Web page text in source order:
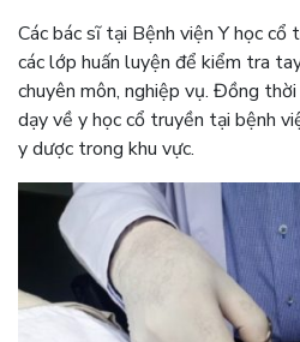
Các bác sĩ tại Bệnh viện Y học cổ
các lớp huấn luyện để kiểm tra
chuyên môn, nghiệp vụ. Đồng
dạy về y học cổ truyền tại bệnh
y dược trong khu vực.